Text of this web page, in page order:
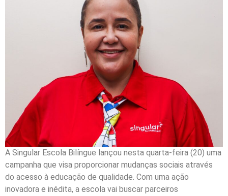
A Singular Escola Bilíngue lançou nesta quarta-feira (20) uma
campanha que visa proporcionar mudanças sociais através
do acesso à educação de qualidade. Com uma ação
inovadora e inédita, a escola vai buscar parceiros